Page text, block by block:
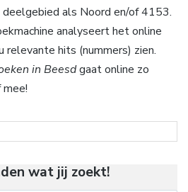
als Noord en/of 4153.
analyseert het online
hits (nummers) zien.
in Beesdgaat online zo
wat jij zoekt!